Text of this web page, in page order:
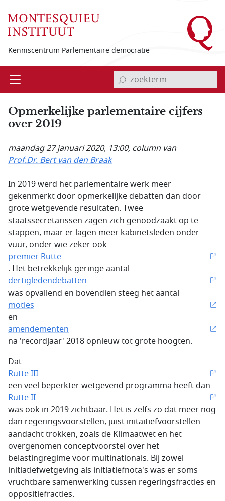
Kenniscentrum Parlementaire democratie
Open invoerveld zoekterm
Opmerkelijke parlementaire cijfers
over 2019
maandag 27 januari 2020, 13:00, column van
Prof.Dr. Bert van den Braak
In 2019 werd het parlementaire werk meer
gekenmerkt door opmerkelijke debatten dan door
grote wetgevende resultaten. Twee
staatssecretarissen zagen zich genoodzaakt op te
stappen, maar er lagen meer kabinetsleden onder
vuur, onder wie zeker ook
premier Rutte
. Het betrekkelijk geringe aantal
dertigledendebatten
was opvallend en bovendien steeg het aantal
moties
en
amendementen
na 'recordjaar' 2018 opnieuw tot grote hoogten.
Dat
Rutte III
een veel beperkter wetgevend programma heeft dan
Rutte II
was ook in 2019 zichtbaar. Het is zelfs zo dat meer nog
dan regeringsvoorstellen, juist initaitiefvoorstellen
aandacht trokken, zoals de Klimaatwet en het
overgenomen conceptvoorstel over het
belastingregime voor multinationals. Bij zowel
initiatiefwetgeving als initiatiefnota's was er soms
vruchtbare samenwerking tussen regeringsfracties en
oppositiefracties.